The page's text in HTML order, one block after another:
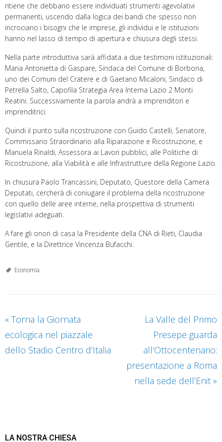
ritiene che debbano essere individuati strumenti agevolativi
permanenti, uscendo dalla logica dei bandi che spesso non
incrociano i bisogni che le imprese, gli individui e le istituzioni
hanno nel lasso di tempo di apertura e chiusura degli stessi.
Nella parte introduttiva sarà affidata a due testimoni istituzionali:
Maria Antonietta di Gaspare, Sindaca del Comune di Borbona,
uno dei Comuni del Cratere e di Gaetano Micaloni, Sindaco di
Petrella Salto, Capofila Strategia Area Interna Lazio 2 Monti
Reatini. Successivamente la parola andrà a imprenditori e
imprenditrici.
Quindi il punto sulla ricostruzione con Guido Castelli, Senatore,
Commissario Straordinario alla Riparazione e Ricostruzione, e
Manuela Rinaldi, Assessora ai Lavori pubblici, alle Politiche di
Ricostruzione, alla Viabilità e alle Infrastrutture della Regione Lazio.
In chiusura Paolo Trancassini, Deputato, Questore della Camera
Deputati, cercherà di coniugare il problema della ricostruzione
con quello delle aree interne, nella prospettiva di strumenti
legislativi adeguati.
A fare gli onori di casa la Presidente della CNA di Rieti, Claudia
Gentile, e la Direttrice Vincenza Bufacchi.
Economia
« Torna la Giornata
ecologica nel piazzale
dello Stadio Centro d’Italia
La Valle del Primo
Presepe guarda
all’Ottocentenario:
presentazione a Roma
nella sede dell’Enit »
LA NOSTRA CHIESA